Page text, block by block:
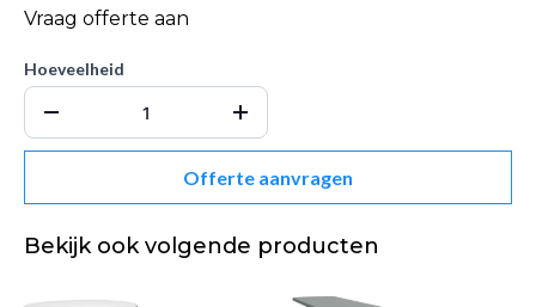
Hoeveelheid
Offerte aanvragen
Bekijk ook volgende producten